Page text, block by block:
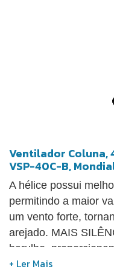
Ventilador Coluna,
VSP-40C-B,
A hélice possui
permitindo a maior
um vento forte,
arejado. MAIS
barulho,
família. O ventilador